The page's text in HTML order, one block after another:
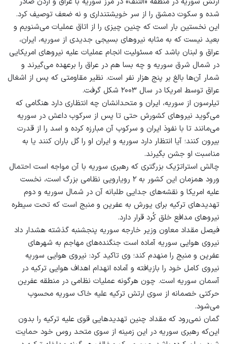
شده و سکوت دمشق را از سر خویشتنداری و نه ضعف توصیف کرد.
این نخستین بار است که چنین چیزی را از اتاق عملیات می‌شنویم و
بعید نیست که به مثابه نیروهای بسیجی جدیدی از سوریه، ایران،
عراق و لبنان باشد که مسئولیت انجام عملیات علیه نیروهای امریکایی
در شمال شرق سوریه و چه بسا هم در عراق را برعهده می‌گیرند و
شمار آن‌ها بالغ بر پنج هزار نفر است. نظیر مقاومتی که پس از اشغال
عراق توسط امریکا در سال ۲۰۰۳ شکل گرفت.
تیلرسون از سوریه، ایران و متحدانشان چه انتظاری دارد هنگامی که
می‌گوید نیروهای کشورش حتی تا پس از سرکوب داعش در سوریه
می‌مانند تا با نفوذ ایران و سرکوب آن مبارزه کرده و اسد را از قدرت
بیرون کنند؛ آیا انتظار دارد سوریه و ایران او را گل باران کنند یا به
مناسبت او جشن بگیرند.
چالش استراتژیک بزرگتری که رهبری سوریه با آن مواجه است احتمال
ورود همزمان این کشور به ۲ رویارویی نظامی بزرگ است، نخست
علیه امریکا و نقشه‌های جدایی طلبانه آن در شمال سوریه و دوم
تهدیدهای ترکیه برای یورش به عفرین و منبج است که تحت سیطره
نیروهای مدافع خلق کُرد قرار دارد.
فیصل مقداد معاون وزیر خارجه سوریه پنجشنبه گذشته هشدار داد
نیروی هوایی سوریه آماده است جنگنده‌های مهاجم به شهرهای
عفرین و منبج را منهدم کند؛ وی تاکید کرد: نیروی هوایی سوریه
نیروی کامل خود را بازیافته و آماده انهدام اهداف هوایی ترکیه در
آسمان سوریه است. چون هرگونه عملیات نظامی در منطقه عفرین
حرکتی خصمانه از سوی ارتش ترکیه علیه خاک سوریه محسوب
می‌شود.
گمان نمی‌رود که مقداد چنین تهدیدهایی قوی علیه ترکیه را بدون
این‌که رهبری سوریه در این زمینه از سوی متحد روس خود حمایت